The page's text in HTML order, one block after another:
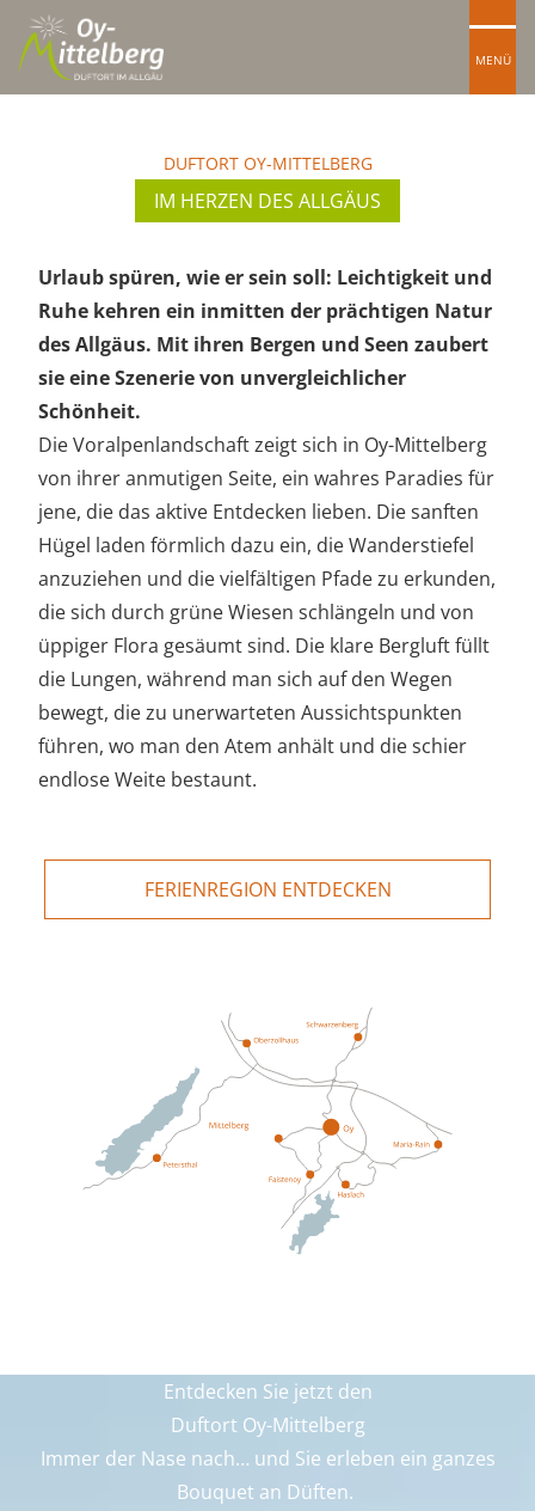
MENÜ
DUFTORT OY-MITTELBERG
IM HERZEN DES ALLGÄUS
Urlaub spüren, wie er sein soll: Leichtigkeit und
Ruhe kehren ein inmitten der prächtigen Natur
des Allgäus. Mit ihren Bergen und Seen zaubert
sie eine Szenerie von unvergleichlicher
Schönheit.
Die Voralpenlandschaft zeigt sich in Oy-Mittelberg
von ihrer anmutigen Seite, ein wahres Paradies für
jene, die das aktive Entdecken lieben. Die sanften
Hügel laden förmlich dazu ein, die Wanderstiefel
anzuziehen und die vielfältigen Pfade zu erkunden,
die sich durch grüne Wiesen schlängeln und von
üppiger Flora gesäumt sind. Die klare Bergluft füllt
die Lungen, während man sich auf den Wegen
bewegt, die zu unerwarteten Aussichtspunkten
führen, wo man den Atem anhält und die schier
endlose Weite bestaunt.
FERIENREGION ENTDECKEN
Entdecken Sie jetzt den
Duftort Oy-Mittelberg
Immer der Nase nach… und Sie erleben ein ganzes
Bouquet an Düften.